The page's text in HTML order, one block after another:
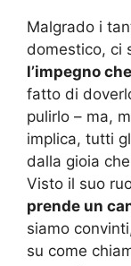
Malgrado i
domestico, ci
l’impegno
fatto di
pulirlo – ma,
implica, tutti
dalla gioia
Visto il suo
prende un
siamo
su come